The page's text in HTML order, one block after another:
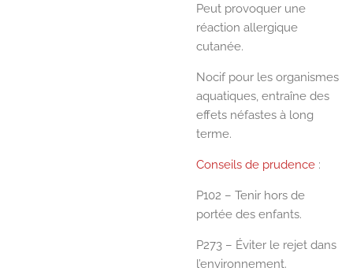
Peut provoquer une
réaction allergique
cutanée.
Nocif pour les organismes
aquatiques, entraîne des
effets néfastes à long
terme.
Conseils de prudence :
P102 – Tenir hors de
portée des enfants.
P273 – Éviter le rejet dans
l’environnement.